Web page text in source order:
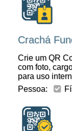
Crachá
Crie um QR
com foto,
para uso
Pessoa: